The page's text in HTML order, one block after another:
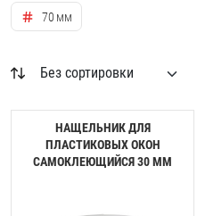
70 мм
НАЩЕЛЬНИК ДЛЯ
ПЛАСТИКОВЫХ ОКОН
САМОКЛЕЮЩИЙСЯ 30 ММ